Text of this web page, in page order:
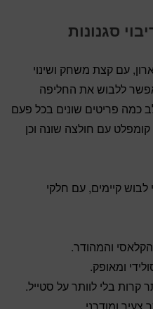
סגנונות
עם קצת משחק ושינוי
ללבוש את החליפה
כמה פריטים שונים בכל פעם
עם חולצה שונה וכן
קיימים, עם חלקי
והמהודר.
ומאופק.
קרות בלי לוותר על סטייל.